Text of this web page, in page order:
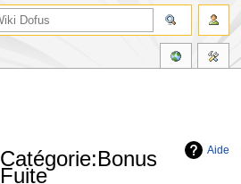
Aide
Catégorie:Bonus
Fuite